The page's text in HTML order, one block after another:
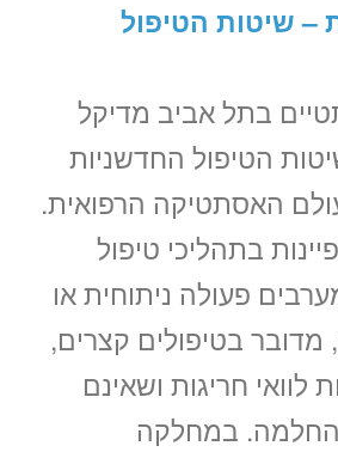
– שיטות הטיפול
בתל אביב מדיקל
הטיפול החדשניות
האסתטיקה הרפואית.
בתהליכי טיפול
פעולה ניתוחית או
מדובר בטיפולים קצרים,
לוואי חריגות ושאינם
במחלקה